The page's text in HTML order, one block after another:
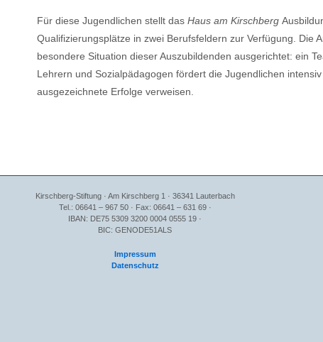
Für diese Jugendlichen stellt das Haus am Kirschberg
Qualifizierungsplätze in zwei Berufsfeldern zur Verfügung. Die
besondere Situation dieser Auszubildenden ausgerichtet: ein
Lehrern und Sozialpädagogen fördert die Jugendlichen
ausgezeichnete Erfolge verweisen.
Kirschberg-Stiftung · Am Kirschberg 1 · 36341 Lauterbach
Tel.: 06641 – 967 50 · Fax: 06641 – 631 69 ·
IBAN: DE75 5309 3200 0004 0555 19 ·
BIC: GENODE51ALS
Impressum
Datenschutz